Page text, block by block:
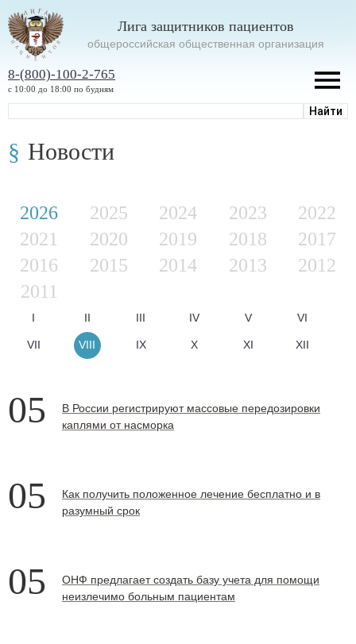
Лига защитников пациентов
oбщероссийская общественная организация
8-(800)-100-2-765
с 10:00 до 18:00 по будням
Новости
2026 2025 2024 2023
2022
2021
2020 2019 2018
2017
2016
2015 2014 2013
2012
2011
I II III IV V VI
VII VIII IX X XI XII
05
В России регистрируют массовые передозировки
каплями от насморка
05
Как получить положенное лечение бесплатно и в
разумный срок
05
ОНФ предлагает создать базу учета для помощи
неизлечимо больным пациентам